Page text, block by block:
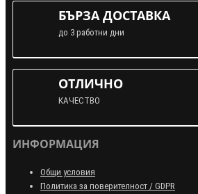
БЪРЗА ДОСТАВКА
до 3 работни дни
ОТЛИЧНО
КАЧЕСТВО
ИНФОРМАЦИЯ
Общи условия
Политика за поверителност / GDPR